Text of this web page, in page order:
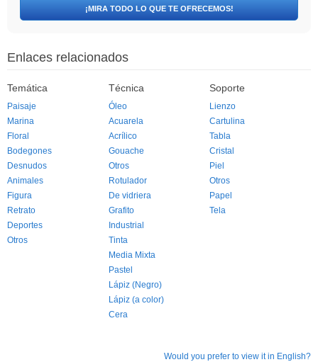
¡MIRA TODO LO QUE TE OFRECEMOS!
Enlaces relacionados
Temática
Paisaje
Marina
Floral
Bodegones
Desnudos
Animales
Figura
Retrato
Deportes
Otros
Técnica
Óleo
Acuarela
Acrílico
Gouache
Otros
Rotulador
De vidriera
Grafito
Industrial
Tinta
Media Mixta
Pastel
Lápiz (Negro)
Lápiz (a color)
Cera
Soporte
Lienzo
Cartulina
Tabla
Cristal
Piel
Otros
Papel
Tela
Would you prefer to view it in English?